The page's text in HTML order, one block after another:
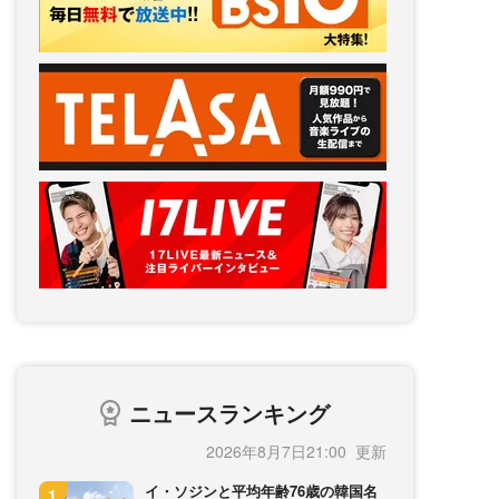
ニュースランキング
2026年8月7日21:00
イ・ソジンと平均年齢76歳の韓国名